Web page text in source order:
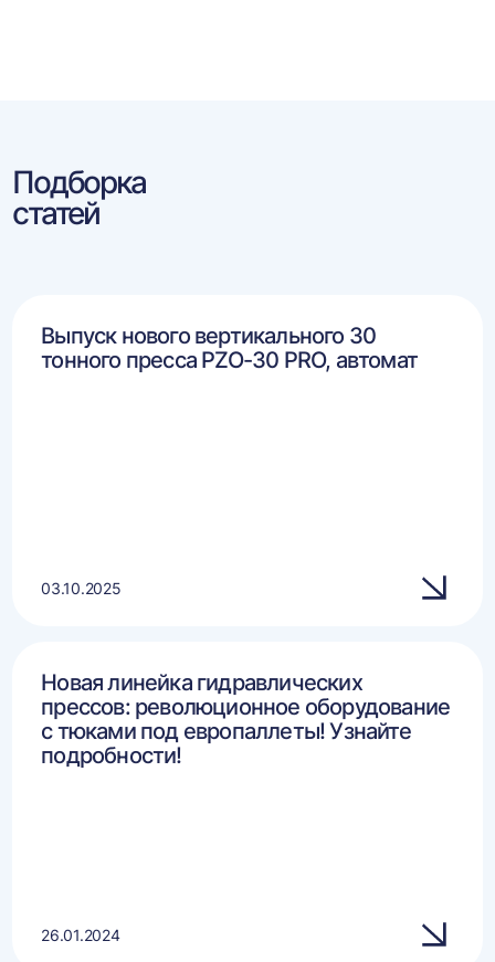
Подборка
статей
Выпуск нового вертикального 30
тонного пресса PZO-30 PRO, автомат
03.10.2025
Новая линейка гидравлических
прессов: революционное оборудование
с тюками под европаллеты! Узнайте
подробности!
26.01.2024